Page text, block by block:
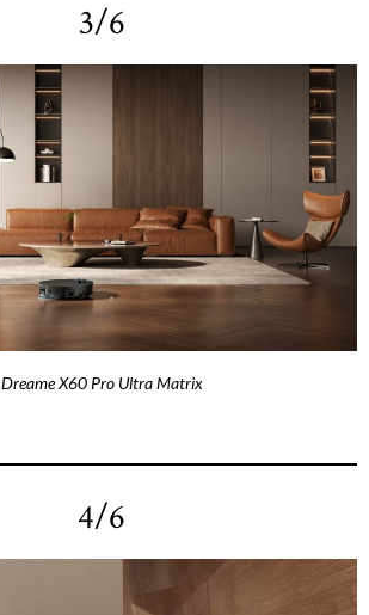
3/6
Dreame X60 Pro Ultra Matrix
4/6